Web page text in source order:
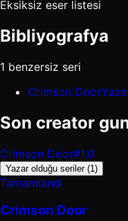
Eksiksiz eser listesi
Bibliyografya
1 benzersiz seri
Crimson Door
Son creator
Crimson Door#1.0
Yazar olduğu seriler (1)
Tamamlandı
Crimson Door